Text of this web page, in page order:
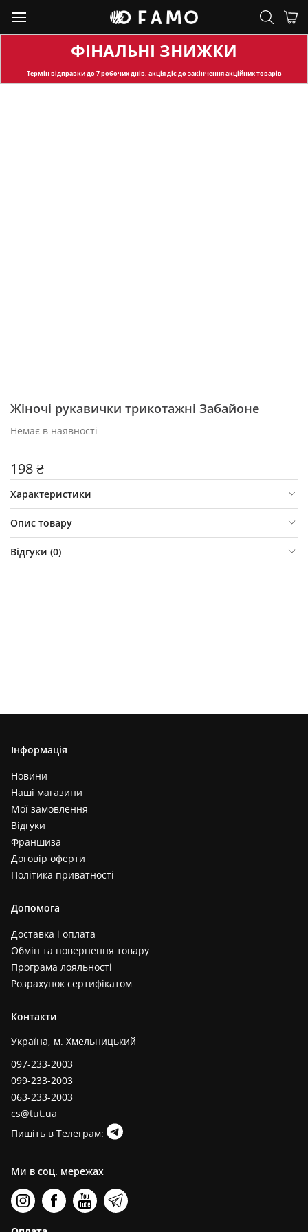
ФІНАЛЬНІ ЗНИЖКИ
Термін відправкидо 7 робочих днів, акція діє до закінчення акційних товарів
Жіночі рукавички трикотажні Забайоне
Немає в наявності
198 ₴
Характеристики
Опис товару
Відгуки (0)
Інформація
Новини
Наші магазини
Мої замовлення
Відгуки
Франшиза
Договір оферти
Політика приватності
Допомога
Доставка і оплата
Обмін та повернення товару
Програма лояльності
Розрахунок сертифікатом
Контакти
Україна, м. Хмельницький
097-233-2003
099-233-2003
063-233-2003
cs@tut.ua
Пишіть в Телеграм:
Ми в соц. мережах